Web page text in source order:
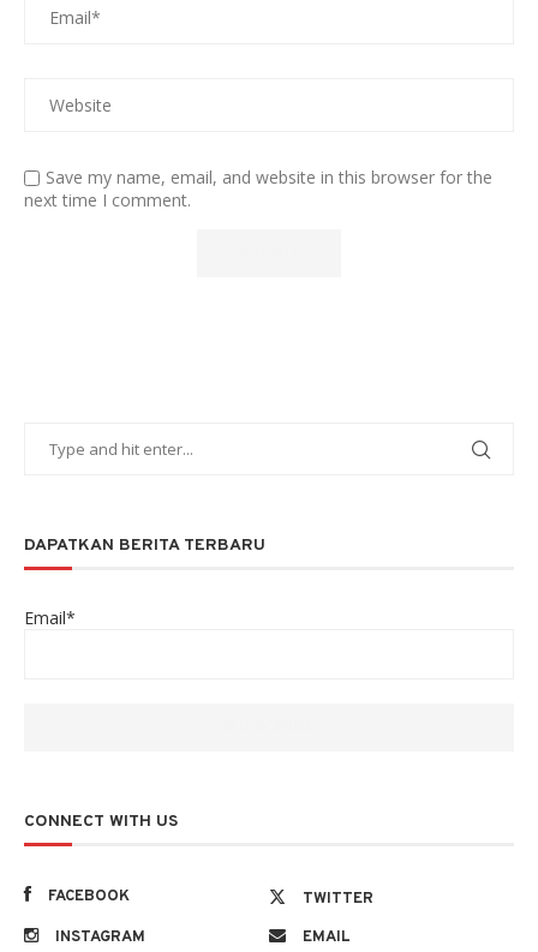
Save my name, email, and website in this browser for the
next time I comment.
DAPATKAN BERITA TERBARU
Email*
CONNECT WITH US
FACEBOOK
TWITTER
INSTAGRAM
EMAIL